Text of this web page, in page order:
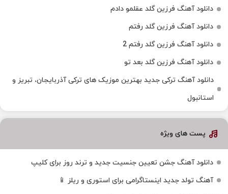
دانلود آهنگ فرزین گلد عقلمو دادم
دانلود آهنگ فرزین گلد رفتم
دانلود آهنگ فرزین گلد رفتم 2
دانلود آهنگ فرزین گلد بعد تو
دانلود آهنگ ترکی جدید بهترین موزیک‌ های ترکی آذربایجان، تبریز و
استانبول
پست های ویژه
دانلود آهنگ جشن تعیین جنسیت جدید و ترند روز برای کلیپ
آهنگ تولد جدید اینستاگرامی برای استوری و ریلز 📱